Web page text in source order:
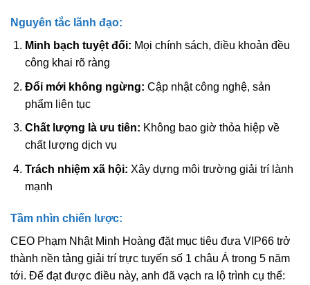
Nguyên tắc lãnh đạo:
Minh bạch tuyệt đối: Mọi chính sách, điều khoản đều
công khai rõ ràng
Đổi mới không ngừng: Cập nhật công nghệ, sản
phẩm liên tục
Chất lượng là ưu tiên: Không bao giờ thỏa hiệp về
chất lượng dịch vụ
Trách nhiệm xã hội: Xây dựng môi trường giải trí lành
mạnh
Tầm nhìn chiến lược:
CEO Phạm Nhật Minh Hoàng đặt mục tiêu đưa VIP66 trở
thành nền tảng giải trí trực tuyến số 1 châu Á trong 5 năm
tới. Để đạt được điều này, anh đã vạch ra lộ trình cụ thể: